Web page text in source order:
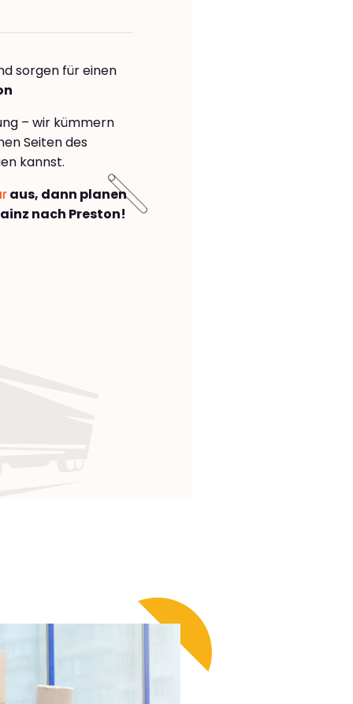
sorgen für einen
– wir kümmern
Seiten des
kannst.
aus, dann planen
nach Preston!